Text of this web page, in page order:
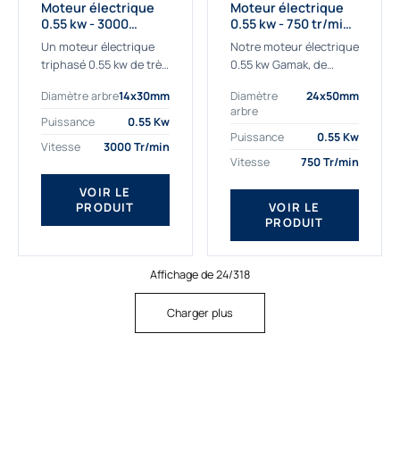
Moteur électrique
0.55 kw - 3000
Tr/min - 230/400V -
IE2
Un moteur électrique
triphasé 0.55 kw de très
vos applications les
plus exigeantes.
triphasé 0.55
kw Gamak...
Diamètre arbre14x30mm
Puissance
0.55 Kw
Vitesse
3000 Tr/min
VOIR LE
PRODUIT
Moteur électrique
0.55 kw - 750 tr/min -
230/400V - IE2
Notre moteur électrique
0.55 kw Gamak, de
adapté à toutes les
applications. Nous
déterminons,
fournissons
des moteurs
asynchrones depuis
Diamètre
arbre
24x50mm
Puissance
0.55 Kw
Vitesse
750 Tr/min
VOIR LE
PRODUIT
Affichage de 24/318
Charger plus